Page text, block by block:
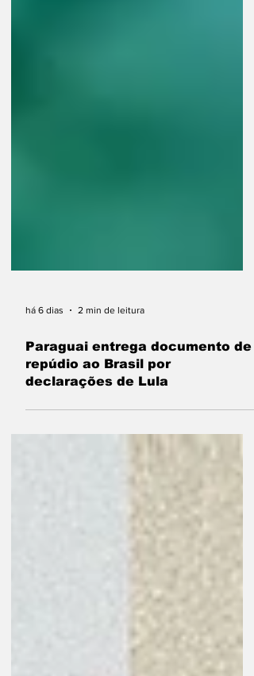
há 6 dias 2 min de leitura
Paraguai entrega documento de
repúdio ao Brasil por
declarações de Lula